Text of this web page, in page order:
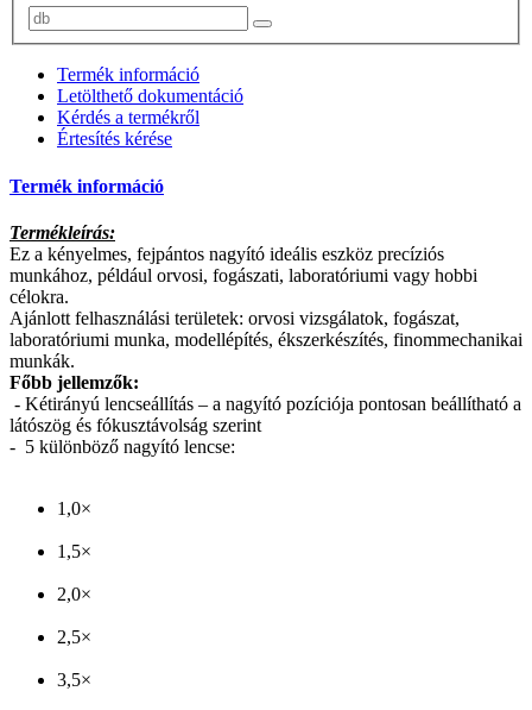
Termék információ
Letölthető dokumentáció
Kérdés a termékről
Értesítés kérése
Termék információ
Termékleírás:
Ez a kényelmes, fejpántos nagyító ideális eszköz precíziós
munkához, például orvosi, fogászati, laboratóriumi vagy hobbi
célokra.
Ajánlott felhasználási területek: orvosi vizsgálatok, fogászat,
laboratóriumi munka, modellépítés, ékszerkészítés, finommechanikai
munkák.
Főbb jellemzők:
- Kétirányú lencseállítás – a nagyító pozíciója pontosan beállítható a
látószög és fókusztávolság szerint
- 5 különböző nagyító lencse:
1,0×
1,5×
2,0×
2,5×
3,5×